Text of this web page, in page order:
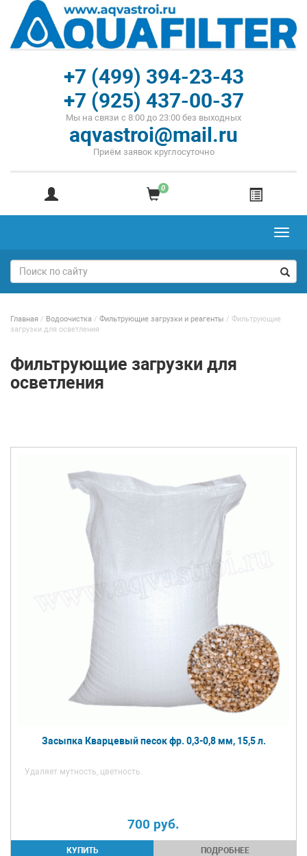
+7 (499) 394-23-43
+7 (925) 437-00-37
Мы на связи с 8:00 до 23:00 без выходных
aqvastroi@mail.ru
Приём заявок круглосуточно
0
Главная / Водоочистка / Фильтрующие загрузки и реагенты / Фильтрующие
загрузки для осветления
Фильтрующие загрузки для
осветления
Засыпка Кварцевый песок фр. 0,3-0,8 мм, 15,5 л.
Удаляет мутность, цветность.
700 руб.
ПОДРОБНЕЕ